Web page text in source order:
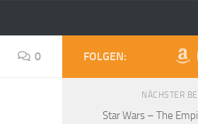
0 FOLGEN:
NÄCHSTER
Star Wars – The